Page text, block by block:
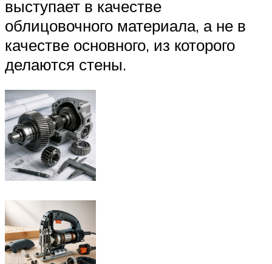
выступает в качестве
облицовочного материала, а не в
качестве основного, из которого
делаются стены.